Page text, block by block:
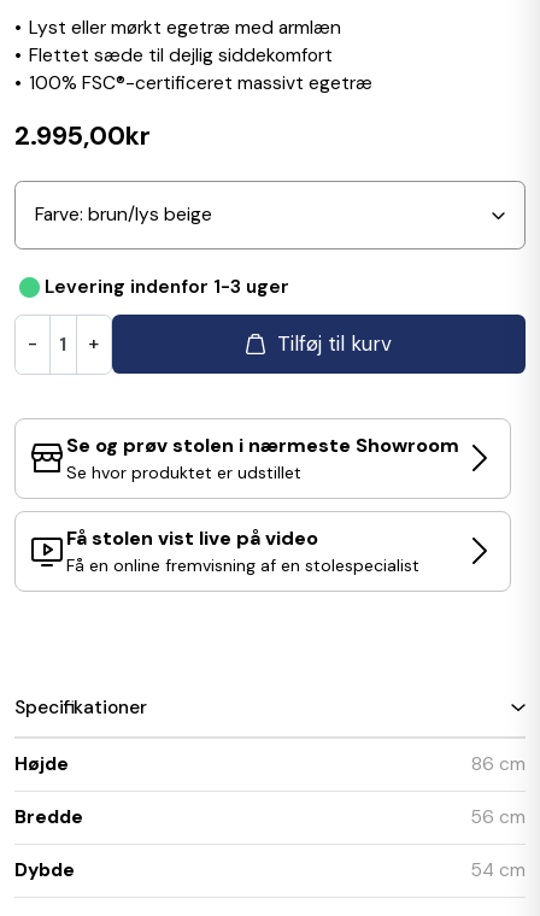
Lyst eller mørkt egetræ med armlæn
Flettet sæde til dejlig siddekomfort
100% FSC®-certificeret massivt egetræ
2.995,00kr
•Levering indenfor 1-3 uger
- + Tilføj til kurv
Se og prøv stolen i nærmeste Showroom
Se hvor produktet er udstillet
Få stolen vist live på video
Få en online fremvisning af en stolespecialist
Specifikationer
Højde 86 cm
Bredde 56 cm
Dybde 54 cm